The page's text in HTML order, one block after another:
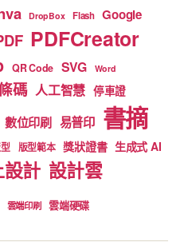
DropBox Flash Google
PDFCreator
QR Code SVG Word
碼 人工智慧 停車證
數位印刷 易普印 書摘
版型範本 獎狀證書 生成式 AI
計 設計雲
雲端印刷 雲端硬碟